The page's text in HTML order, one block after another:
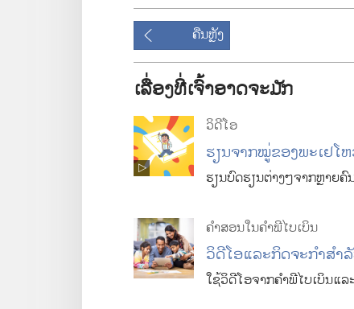
v
i
d
e
o
ສ
ຄືນຫຼັງ
ເລື່ອງທີ່ເຈົ້າອາດຈະມັກ
ວິດີໂອ
ຮຽນ​ຈາກ​ໝູ່​ຂອງ​ພະ​ເຢໂ
ຮຽນ​ບົດຮຽນ​ຕ່າງໆ​ຈາກ​ຫຼາຍ​
ຄຳ​ສອນ​ໃນ​ຄຳພີ​ໄບເບິນ
ວິດີໂອ​ແລະ​ກິດຈະກຳ​ສຳ
ໃຊ້​ວິດີໂອ​ຈາກ​ຄຳພີ​ໄບເບິນ​ແ